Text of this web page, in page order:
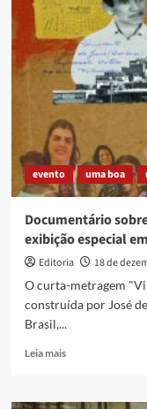
motivos
religiosos
–
uma
antiga
tradição
evento uma boa
Documentário
exibição especial
Editoria 18 de
O curta-metragem
construída por José
Brasil,...
Leia maisRead
Documentário